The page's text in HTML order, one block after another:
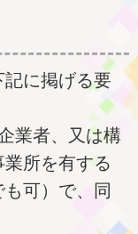
に掲げる要
業者、又は構
所を有する
可）で、同